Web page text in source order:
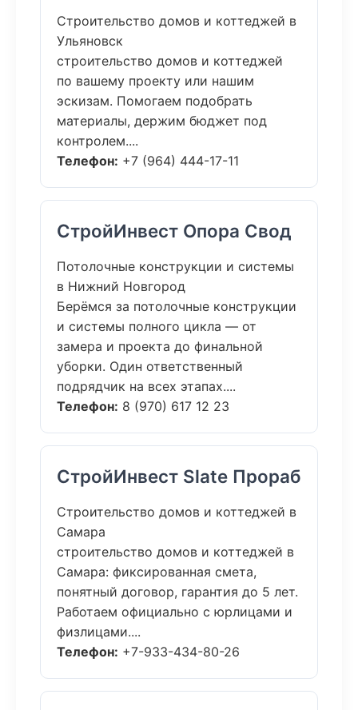
Строительство домов и коттеджей в
Ульяновск
строительство домов и коттеджей
по вашему проекту или нашим
эскизам. Помогаем подобрать
материалы, держим бюджет под
контролем....
Телефон: +7 (964) 444-17-11
СтройИнвест Опора Свод
Потолочные конструкции и системы
в Нижний Новгород
Берёмся за потолочные конструкции
и системы полного цикла — от
замера и проекта до финальной
уборки. Один ответственный
подрядчик на всех этапах....
Телефон: 8 (970) 617 12 23
СтройИнвест Slate Прораб
Строительство домов и коттеджей в
Самара
строительство домов и коттеджей в
Самара: фиксированная смета,
понятный договор, гарантия до 5 лет.
Работаем официально с юрлицами и
физлицами....
Телефон: +7-933-434-80-26